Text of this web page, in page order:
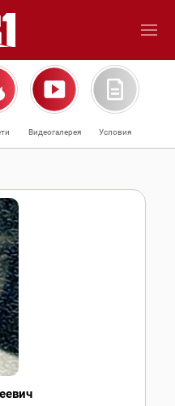
Видеогалерея Условия